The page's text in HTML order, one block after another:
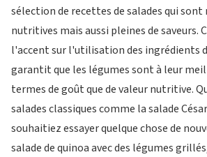
sélection de recettes de salades qui
nutritives mais aussi pleines de saveurs.
l'accent sur l'utilisation des ingrédients
garantit que les légumes sont à leur
termes de goût que de valeur nutritive.
salades classiques comme la salade
souhaitiez essayer quelque chose de
salade de quinoa avec des légumes